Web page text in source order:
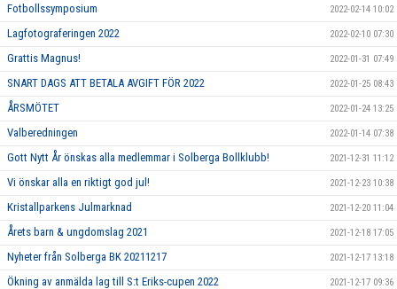
Fotbollssymposium 2022-02-14 10:02
Lagfotograferingen 2022 2022-02-10 07:30
Grattis Magnus! 2022-01-31 07:49
SNART DAGS ATT BETALA AVGIFT FÖR 2022 2022-01-25 08:43
ÅRSMÖTET 2022-01-24 13:25
Valberedningen 2022-01-14 07:38
Gott Nytt År önskas alla medlemmar i Solberga Bollklubb! 2021-12-31 11:12
Vi önskar alla en riktigt god jul! 2021-12-23 10:38
Kristallparkens Julmarknad 2021-12-20 11:04
Årets barn & ungdomslag 2021 2021-12-18 17:05
Nyheter från Solberga BK 20211217 2021-12-17 13:18
Ökning av anmälda lag till S:t Eriks-cupen 2022 2021-12-17 09:36